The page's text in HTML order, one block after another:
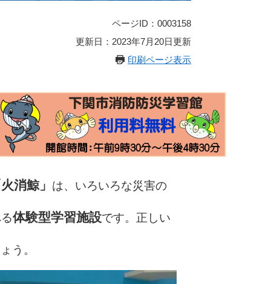
ページID：0003158
更新日：2023年7月20日更新
印刷ページ表示
消鯨」 は、いろいろな災害の
体験型学習施設です。正しい
う。